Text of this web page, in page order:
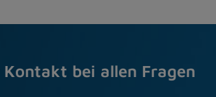
Kontakt bei allen Fragen